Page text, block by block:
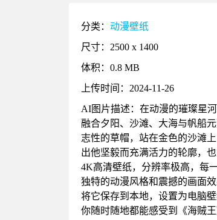
分类：动漫壁纸
尺寸：2500 x 1400
体积：0.8 MB
上传时间：2024-11-26
AI图片描述：在动漫的璀璨星
融合夕阳、沙滩、大海与帆船
志性的草帽，站在金色的沙滩
出他坚毅而充满活力的轮廓，
4K高清壁纸，分辨率极高，每
独特的动漫风格和震撼的画面
将它保存到本地，设置为电脑
你随时随地都能感受到《海贼